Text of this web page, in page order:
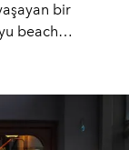
bir
beach
buluşturan
özel